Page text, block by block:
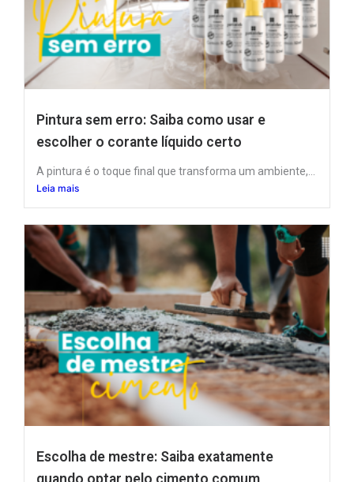
Pintura sem erro: Saiba como usar e
escolher o corante líquido certo
A pintura é o toque final que transforma um ambiente,...
Leia mais
Escolha de mestre: Saiba exatamente
quando optar pelo cimento comum